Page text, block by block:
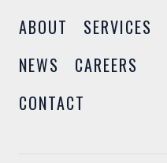
ABOUT SERVICES
NEWS
CAREERS
CONTACT